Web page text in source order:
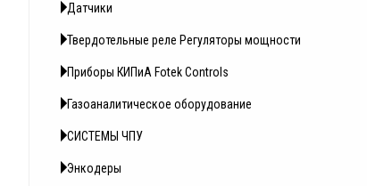
Датчики
Твердотельные реле Регуляторы мощности
Приборы КИПиА Fotek Controls
Газоаналитическое оборудование
СИСТЕМЫ ЧПУ
Энкодеры